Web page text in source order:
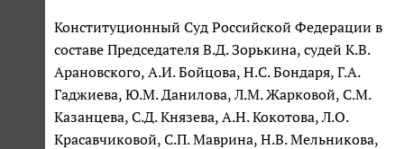
Конституционный Суд Российской Федерации в
составе Председателя В.Д. Зорькина, судей К.В.
Арановского, А.И. Бойцова, Н.С. Бондаря, Г.А.
Гаджиева, Ю.М. Данилова, Л.М. Жарковой, С.М.
Казанцева, С.Д. Князева, А.Н. Кокотова, Л.О.
Красавчиковой, С.П. Маврина, Н.В. Мельникова,